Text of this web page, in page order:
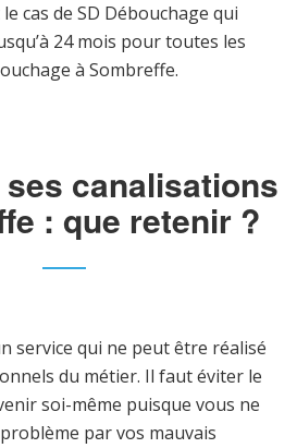
cas de SD Débouchage qui
24 mois pour toutes les
à Sombreffe.
canalisations
: que retenir ?
service qui ne peut être réalisé
du métier. Il faut éviter le
soi-même puisque vous ne
par vos mauvais